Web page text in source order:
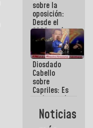
embarrarla
sobre la
oposición:
Desde el
2002 están
intentando
quemar el
país ante la
ausencia de
políticos
verdaderos
Diosdado
Cabello
sobre
Capriles: Es
un inmoral
de la
política
Noticias